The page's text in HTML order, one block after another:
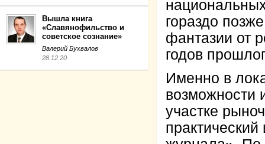
Вышла книга
«Славянофильство и
советское сознание»
Валерий Бухвалов
28.12.20
гораздо
фантазии от
годов
Именно в
возможности
участке